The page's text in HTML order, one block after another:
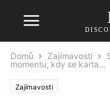
Domů Zajímavosti
momentu, kdy se karta...
Zajímavosti